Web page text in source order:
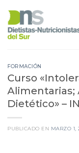
content
FORMACIÓN
Curso
Alimentarias;
Dietético» –
PUBLICADO EN MARZO 1,